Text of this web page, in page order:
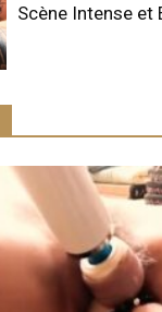
Scène Intense et